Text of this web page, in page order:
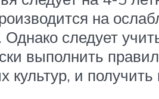
на
следует
выполнить
культур, и